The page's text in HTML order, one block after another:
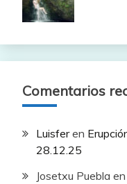
Comentarios
Luisferen
28.12.25
Josetxu Puebla en